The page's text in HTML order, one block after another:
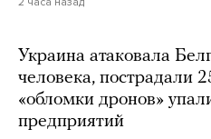
Украина атаковала
человека, пострадали
«обломки дронов»
предприятий